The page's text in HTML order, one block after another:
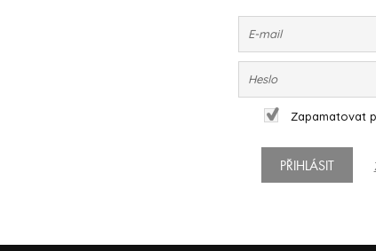
Zapamatovat
PŘIHLÁSIT